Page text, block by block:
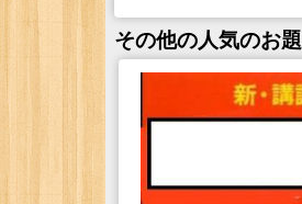
その他の人気のお題